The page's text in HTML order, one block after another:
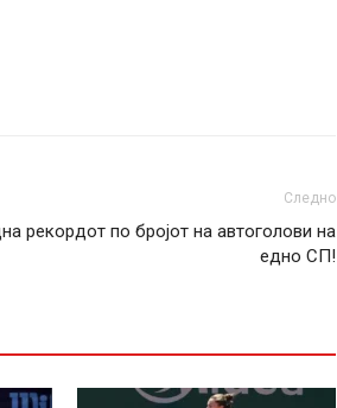
Следно
рекордот по бројот на автоголови на
едно СП!